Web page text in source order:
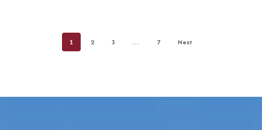
1 2 3 … 7 Next